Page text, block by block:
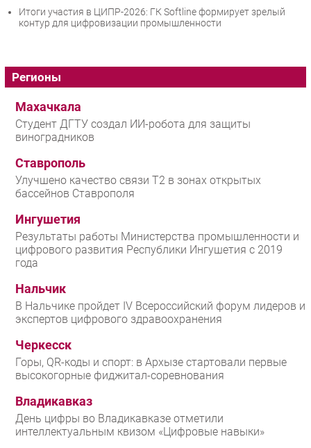
Итоги участия в ЦИПР-2026: ГК Softline формирует зрелый
контур для цифровизации промышленности
Регионы
Махачкала
Студент ДГТУ создал ИИ-робота для защиты
виноградников
Ставрополь
Улучшено качество связи T2 в зонах открытых
бассейнов Ставрополя
Ингушетия
Результаты работы Министерства промышленности и
цифрового развития Республики Ингушетия с 2019
года
Нальчик
В Нальчике пройдет IV Всероссийский форум лидеров и
экспертов цифрового здравоохранения
Черкесск
Горы, QR-коды и спорт: в Архызе стартовали первые
высокогорные фиджитал-соревнования
Владикавказ
День цифры во Владикавказе отметили
интеллектуальным квизом «Цифровые навыки»